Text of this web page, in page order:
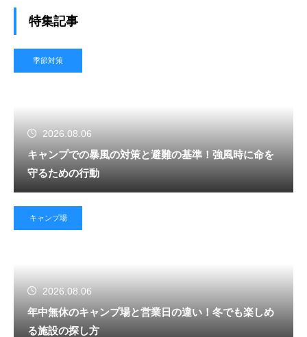
特集記事
季節対策
2026.08.06
キャンプでの暴風の対策と避難の基準！強風時に命を
守るための行動
キャンプ場
2026.08.06
年中無休のキャンプ場と営業日の違い！冬でも楽しめ
る施設の探し方